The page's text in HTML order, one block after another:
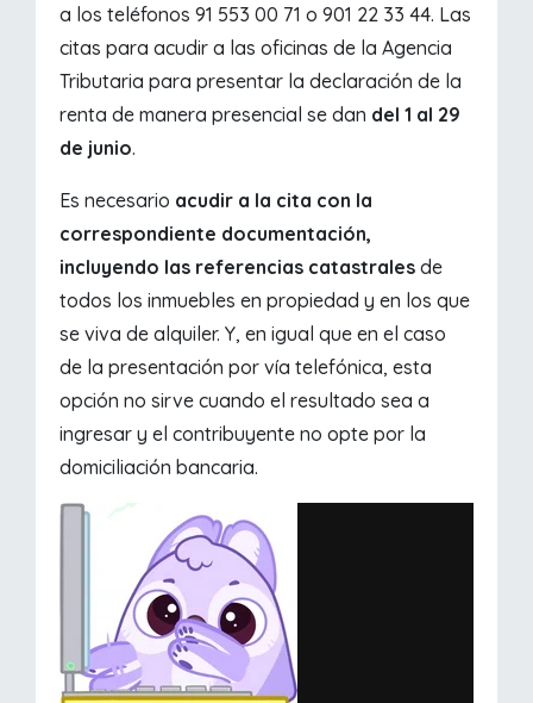
a los teléfonos 91 553 00 71 o 901 22 33 44. Las
citas para acudir a las oficinas de la Agencia
Tributaria para presentar la declaración de la
renta de manera presencial se dan del 1 al 29
de junio.
Es necesario acudir a la cita con la
correspondiente documentación,
incluyendo las referencias catastralesde
todos los inmuebles en propiedad y en los que
se viva de alquiler. Y, en igual que en el caso
de la presentación por vía telefónica, esta
opción no sirve cuando el resultado sea a
ingresar y el contribuyente no opte por la
domiciliación bancaria.